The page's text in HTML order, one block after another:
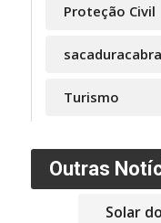
Proteção Civil
Turismo
Outras
Solar